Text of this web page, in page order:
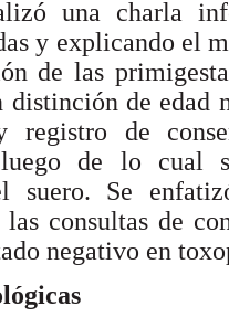
una charla
y explicando el
de las
distinción de edad
registro de
luego de lo cual
suero. Se
las consultas de
negativo en